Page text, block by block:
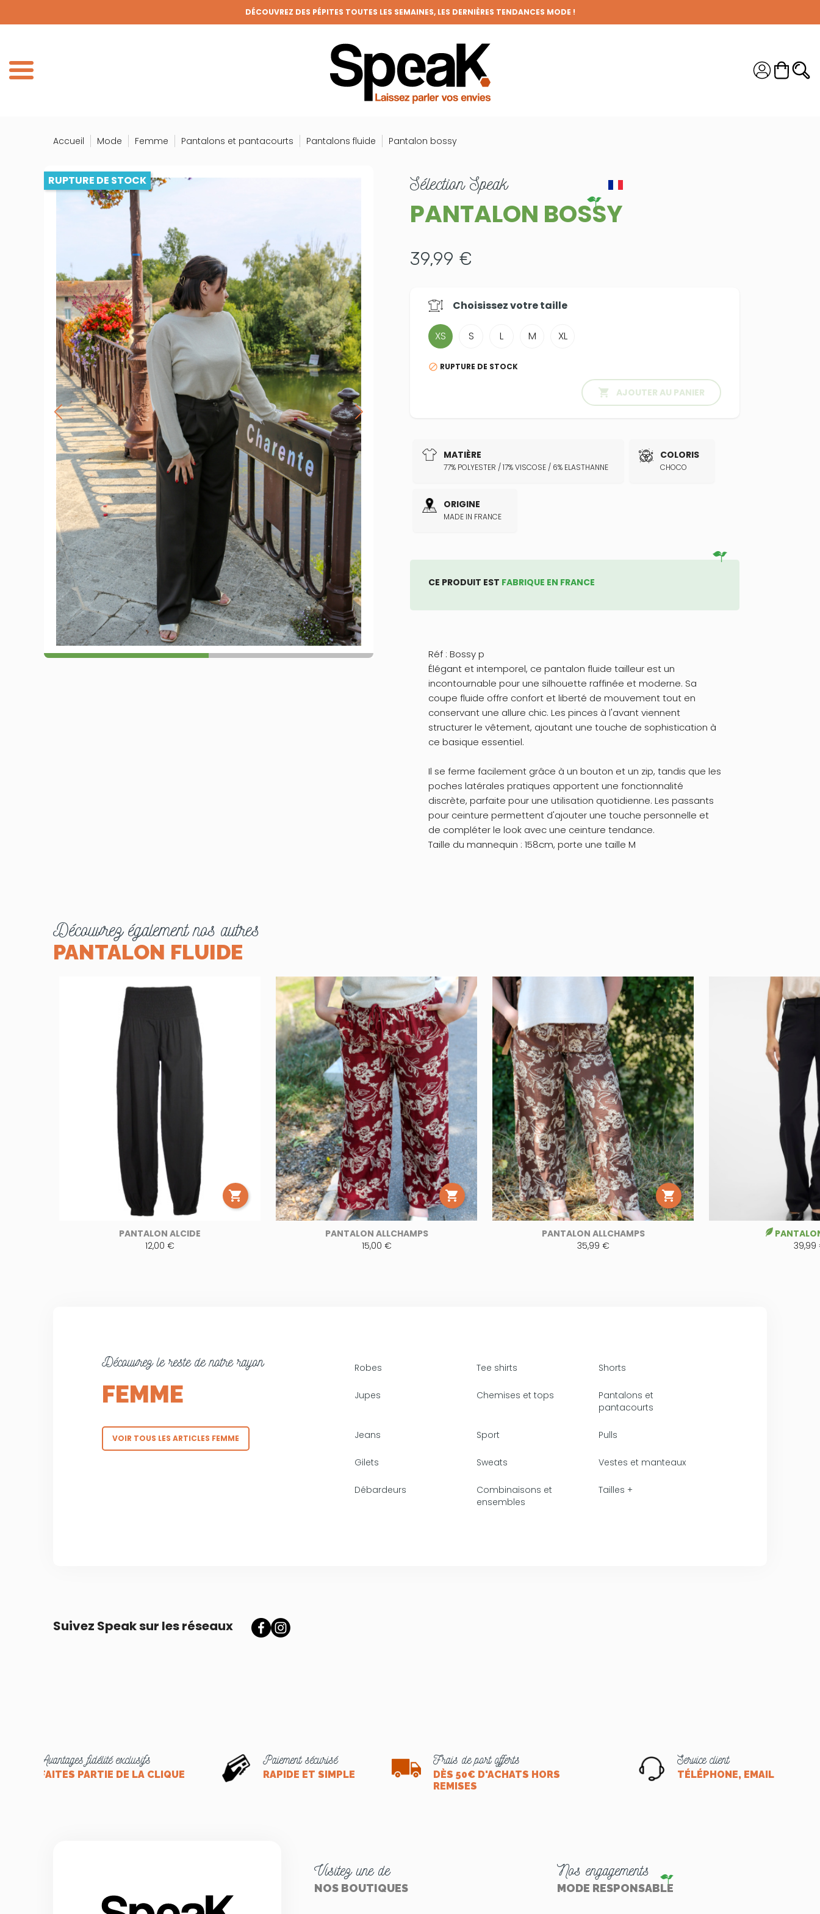
DÉCOUVREZ DES PÉPITES TOUTES LES SEMAINES, LES DERNIÈRES TENDANCES MODE !
FRAIS DE PORT OFFERTS DÈS 50€ D'ACHAT (HORS REMISES)
DEVENEZ MEMBRE DE LA CLIQUE ET BÉNÉFICIEZ DE NOMBREUX AVANTAGES !
GRANDE BRADERIE : TOUTES VOS ENVIES À PRIX RONDS !
Accueil Mode Femme Pantalons et pantacourts Pantalons fluide Pantalon bossy
RUPTURE DE STOCK sélectionSpeak
PANTALON BOSSY
39,99 €
Choisissez votretaille
XS S L M XL
 RUPTURE DE STOCK
 AJOUTER AU PANIER
MATIÈRE
77% POLYESTER / 17% VISCOSE / 6% ELASTHANNE
COLORIS
CHOCO
ORIGINE
MADE IN FRANCE
CE PRODUIT EST FABRIQUE EN FRANCE
Réf : Bossy p
Élégant et intemporel, ce pantalon fluide tailleur est un
incontournable pour une silhouette raffinée et moderne. Sa
coupe fluide offre confort et liberté de mouvement tout en
conservant une allure chic. Les pinces à l'avant viennent
structurer le vêtement, ajoutant une touche de sophistication à
ce basique essentiel.
Il se ferme facilement grâce à un bouton et un zip, tandis que les
poches latérales pratiques apportent une fonctionnalité
discrète, parfaite pour une utilisation quotidienne. Les passants
pour ceinture permettent d'ajouter une touche personnelle et
de compléter le look avec une ceinture tendance.
Taille du mannequin : 158cm, porte une taille M
Découvrez également nos autres
PANTALON FLUIDE

PANTALON ALCIDE
12,00 €

PANTALON ALLCHAMPS
15,00 €

PANTALON ALLCHAMPS
35,99 €
39,99
Découvrez le reste de notre rayon
FEMME
VOIR TOUS LES ARTICLES FEMME
Robes Tee shirts Shorts
Jupes Chemises et tops
Pantalons et
pantacourts
Jeans Sport Pulls
Gilets Sweats Vestes et manteaux
Débardeurs
Combinaisons et
ensembles
Tailles +
Suivez Speak sur les réseaux
Avantages fidélité exclusifs
FAITES PARTIE DE LA CLIQUE
Paiement sécurisé
RAPIDE ET SIMPLE
Frais de port offerts
DÈS 50€ D'ACHATS HORS
REMISES
Service client
TÉLÉPHONE, EMAIL OU
Visitez une de
NOS BOUTIQUES
Nos engagements
MODE RESPONSABLE